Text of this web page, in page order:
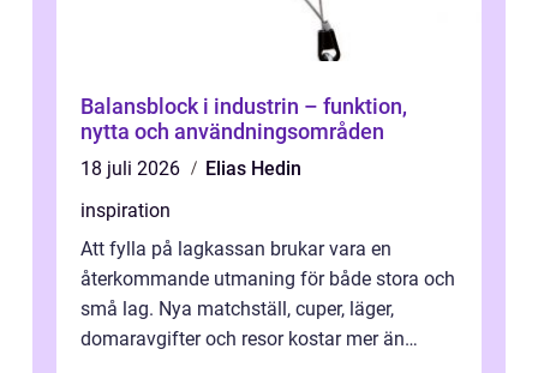
Balansblock i industrin – funktion,
nytta och användningsområden
18 juli 2026
Elias Hedin
inspiration
Att fylla på lagkassan brukar vara en
återkommande utmaning för både stora och
små lag. Nya matchställ, cuper, läger,
domaravgifter och resor kostar mer än